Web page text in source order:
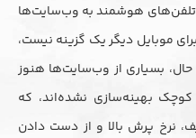
تلفن‌های هوشمند به وب‌سایت‌ها
موبایل دیگر یک گزینه نیست،
بسیاری از وب‌سایت‌ها هنوز
بهینه‌سازی نشده‌اند، که
نرخ پرش بالا و از دست دادن